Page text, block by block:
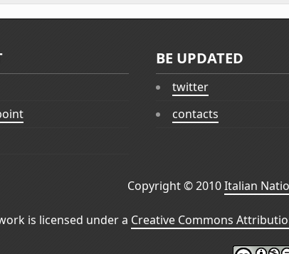
BE UPDATED
twitter
contacts
Copyright © 2010Italian
is licensed under a Creative Commons